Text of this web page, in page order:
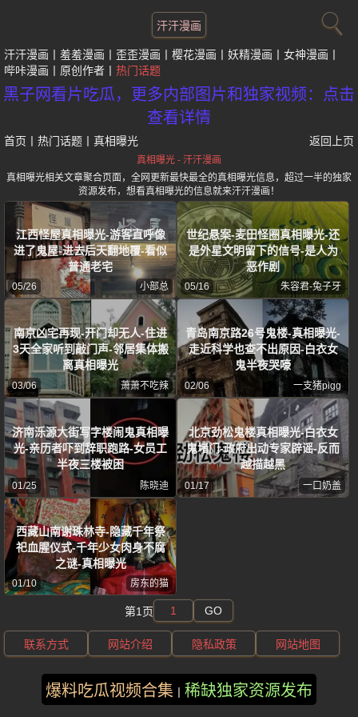
汗汗漫画
汗汗漫画 羞羞漫画 歪歪漫画 樱花漫画 妖精漫画
女神漫画
哔咔漫画
原创作者 热门话题
黑子网看片吃瓜，更多内部图片和独家视频：点击
查看详情
首页 热门话题 真相曝光 返回上页
真相曝光 - 汗汗漫画
真相曝光相关文章聚合页面，全网更新最快最全的真相曝光信息，超过一半的独家
资源发布，想看真相曝光的信息就来汗汗漫画！
江西怪屋真相曝光-游客直呼像
进了鬼屋-进去后天翻地覆-看似
普通老宅
05/26 小部总
世纪悬案-麦田怪圈真相曝光-还
是外星文明留下的信号-是人为
恶作剧
05/16 朱容君-兔子牙
南京凶宅再现-开门却无人-住进
3天全家听到敲门声-邻居集体搬
离真相曝光
03/06 萧萧不吃辣
青岛南京路26号鬼楼-真相曝光-
走近科学也查不出原因-白衣女
鬼半夜哭嚎
02/06 一支猪pigg
济南泺源大街写字楼闹鬼真相曝
光-亲历者吓到辞职跑路-女员工
半夜三楼被困
01/25 陈晓迪
北京劲松鬼楼真相曝光-白衣女
鬼堵门-政府出动专家辟谣-反而
越描越黑
01/17 一口奶盖
西藏山南谢珠林寺-隐藏千年祭
祀血腥仪式-千年少女肉身不腐
之谜-真相曝光
01/10 房东的猫
第1页 GO
爆料吃瓜视频合集 稀缺独家资源发布
联系方式 网站介绍 隐私政策 网站地图
版权所有 ©2025 汗汗漫画 保留所有权利